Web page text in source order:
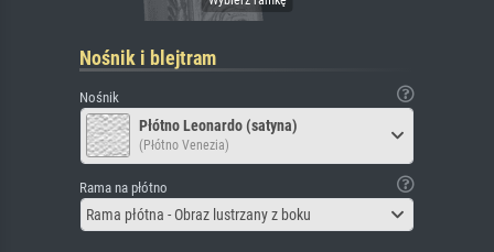
Nośnik i blejtram
Nośnik
Płótno Leonardo (satyna)
(Płótno Venezia)
Rama na płótno
Rama płótna - Obraz lustrzany z boku